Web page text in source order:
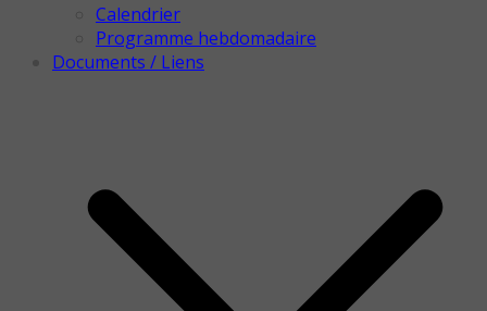
Calendrier
Programme hebdomadaire
Documents / Liens